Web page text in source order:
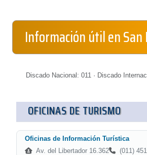
Información útil en San
Discado Nacional: 011 · Discado
OFICINAS DE TURISMO
Oficinas de Información Turística
Av. del Libertador 16.362
(011)